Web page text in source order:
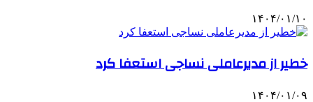
۱۴۰۴/۰۱/۱۰
خطیر از مدیرعاملی نساجی استعفا کرد
۱۴۰۴/۰۱/۰۹